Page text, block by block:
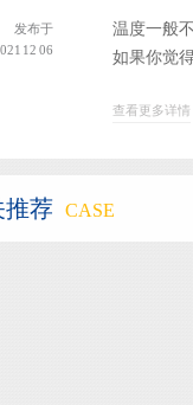
发布于
12 06
温度一般
如果你觉
查看更多详情
推荐 CASE